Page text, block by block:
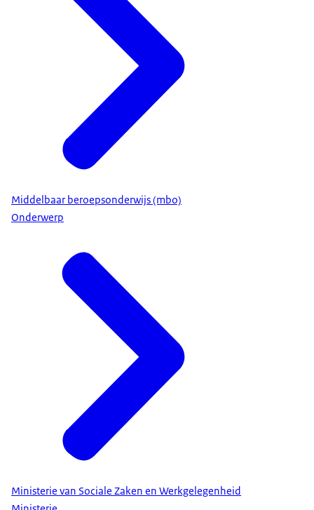
Middelbaar beroepsonderwijs (mbo)
Onderwerp
Ministerie van Sociale Zaken en Werkgelegenheid